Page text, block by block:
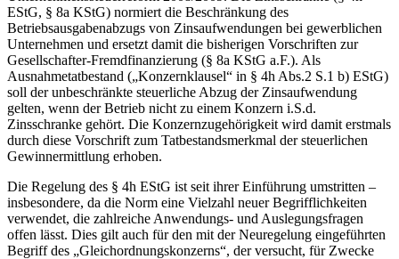
EStG, § 8a KStG) normiert die Beschränkung des
Betriebsausgabenabzugs von Zinsaufwendungen bei gewerblichen
Unternehmen und ersetzt damit die bisherigen Vorschriften zur
Gesellschafter-Fremdfinanzierung (§ 8a KStG a.F.). Als
Ausnahmetatbestand („Konzernklausel“ in § 4h Abs.2 S.1 b) EStG)
soll der unbeschränkte steuerliche Abzug der Zinsaufwendung
gelten, wenn der Betrieb nicht zu einem Konzern i.S.d.
Zinsschranke gehört. Die Konzernzugehörigkeit wird damit erstmals
durch diese Vorschrift zum Tatbestandsmerkmal der steuerlichen
Gewinnermittlung erhoben.
Die Regelung des § 4h EStG ist seit ihrer Einführung umstritten –
insbesondere, da die Norm eine Vielzahl neuer Begrifflichkeiten
verwendet, die zahlreiche Anwendungs- und Auslegungsfragen
offen lässt. Dies gilt auch für den mit der Neuregelung eingeführten
Begriff des „Gleichordnungskonzerns“, der versucht, für Zwecke